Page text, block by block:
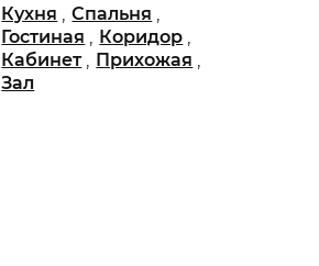
Кухня ,Спальня ,
Гостиная , Коридор ,
Кабинет , Прихожая ,
Зал